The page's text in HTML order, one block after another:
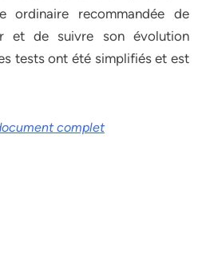
ordinaire recommandée de
et de suivre son évolution
tests ont été simplifiés et est
complet